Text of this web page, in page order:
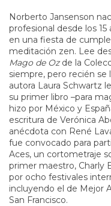
Norberto Jansenson
profesional desde los
en una fiesta de
meditación zen. Lee
Mago de Ozde la
siempre, pero recién se
autora Laura Schwartz
su primer libro –para
hizo por México y
escritura de Verónica
anécdota con René
fue convocado para
Aces, un cortometraje
primer maestro, Charly
por ocho festivales
incluyendo el de Mejor
San Francisco.